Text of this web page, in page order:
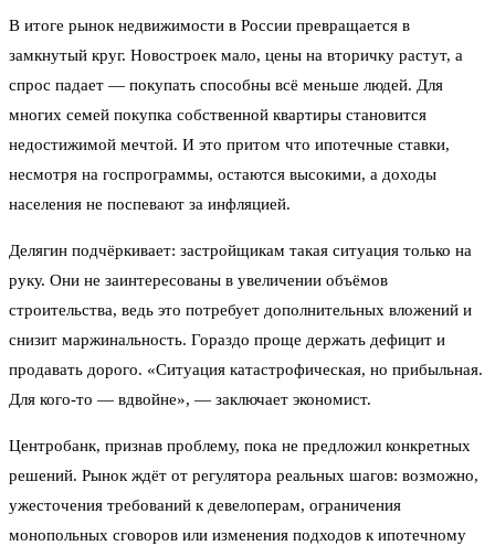
В итоге рынок недвижимости в России превращается в
замкнутый круг. Новостроек мало, цены на вторичку растут, а
спрос падает — покупать способны всё меньше людей. Для
многих семей покупка собственной квартиры становится
недостижимой мечтой. И это притом что ипотечные ставки,
несмотря на госпрограммы, остаются высокими, а доходы
населения не поспевают за инфляцией.
Делягин подчёркивает: застройщикам такая ситуация только на
руку. Они не заинтересованы в увеличении объёмов
строительства, ведь это потребует дополнительных вложений и
снизит маржинальность. Гораздо проще держать дефицит и
продавать дорого. «Ситуация катастрофическая, но прибыльная.
Для кого-то — вдвойне», — заключает экономист.
Центробанк, признав проблему, пока не предложил конкретных
решений. Рынок ждёт от регулятора реальных шагов: возможно,
ужесточения требований к девелоперам, ограничения
монопольных сговоров или изменения подходов к ипотечному